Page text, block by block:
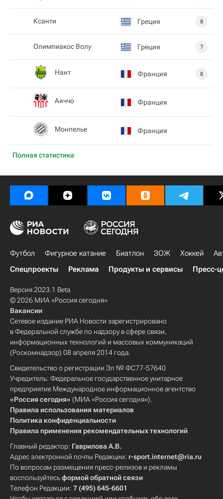
Полная статистика
Ксанти Греция 8
Олимпиакос Волу Греция 7
Нант Франция 8
Аяччо Франция
Монпелье Франция
Футбол Фигурное катание Биатлон ЗОЖ Хоккей
Спецпроекты
Реклама Продукты и сервисы Пресс-
Версия 2023.1 Beta
© 2026 МИА «Россия сегодня»
Вакансии
Сетевое издание РИА Новости зарегистрировано
в Федеральной службе по надзору в сфере связи,
информационных технологий и массовых коммуникаций
(Роскомнадзор) 08 апреля 2014 года.
Свидетельство о регистрации Эл № ФС77-57640
Учредитель: Федеральное государственное унитарное
предприятие Международное информационное агентство
«Россия сегодня» (МИА «Россия сегодня»).
Правила использования материалов
Политика конфиденциальности
Правила применения рекомендательных технологий
Главный редактор: Гаврилова А.В.
Адрес электронной почты Редакции: r-sport.internet@ria.ru
По вопросам размещения пресс-релизов и рекламы
воспользуйтесьформой обратной связи
Телефон Редакции: 7 (495) 645-6601